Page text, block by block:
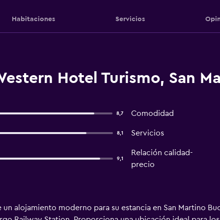
Habitaciones Servicios
Hotel Turismo, San
8,7 Comodidad
8,1 Servicios
9,1
Relación calidad-
precio
un alojamiento moderno para su estancia en San Martino